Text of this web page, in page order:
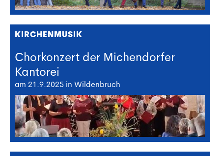
KIRCHENMUSIK
Chorkonzert der Michendorfer
Kantorei
am 21.9.2025 in Wildenbruch